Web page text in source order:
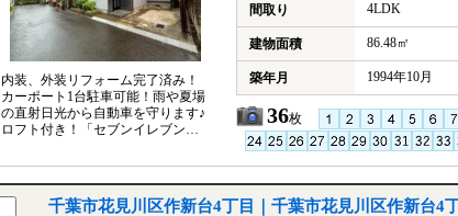
内装、外装リフォーム完了済み！
カーポート1台駐車可能！雨や夏場
の直射日光から自動車を守ります♪
ロフト付き！「セブンイレブン千
利◎
間取り 4LDK
建物面積 86.48㎡
築年月 1994年10月
36枚
千葉市花見川区作新台4丁目｜千葉市花見川区作新台4